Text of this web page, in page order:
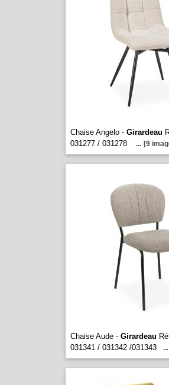
Chaise Angelo - Girardeau
031277 / 031278
... [9
Chaise Aude - Girardeau
031341 / 031342 /031343
...